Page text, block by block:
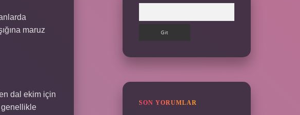
maruz
dal ekim için
genellikle
SON YORUMLAR